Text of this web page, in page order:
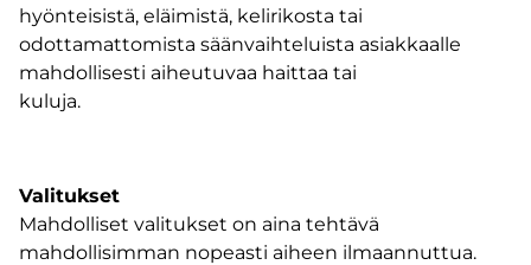
hyönteisistä, eläimistä, kelirikosta tai
odottamattomista säänvaihteluista asiakkaalle
mahdollisesti aiheutuvaa haittaa tai
kuluja.
Valitukset
Mahdolliset valitukset on aina tehtävä
mahdollisimman nopeasti aiheen ilmaannuttua.